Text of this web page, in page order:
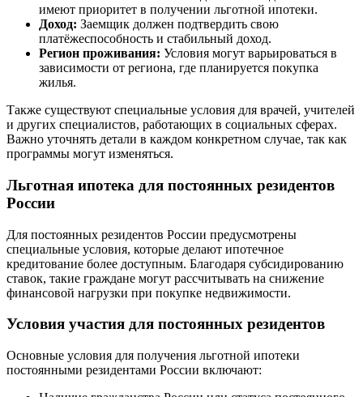
имеют приоритет в получении льготной ипотеки.
Доход: Заемщик должен подтвердить свою
платёжеспособность и стабильный доход.
Регион проживания: Условия могут варьироваться в
зависимости от региона, где планируется покупка
жилья.
Также существуют специальные условия для врачей, учителей
и других специалистов, работающих в социальных сферах.
Важно уточнять детали в каждом конкретном случае, так как
программы могут изменяться.
Льготная ипотека для постоянных резидентов
России
Для постоянных резидентов России предусмотрены
специальные условия, которые делают ипотечное
кредитование более доступным. Благодаря субсидированию
ставок, такие граждане могут рассчитывать на снижение
финансовой нагрузки при покупке недвижимости.
Условия участия для постоянных резидентов
Основные условия для получения льготной ипотеки
постоянными резидентами России включают: